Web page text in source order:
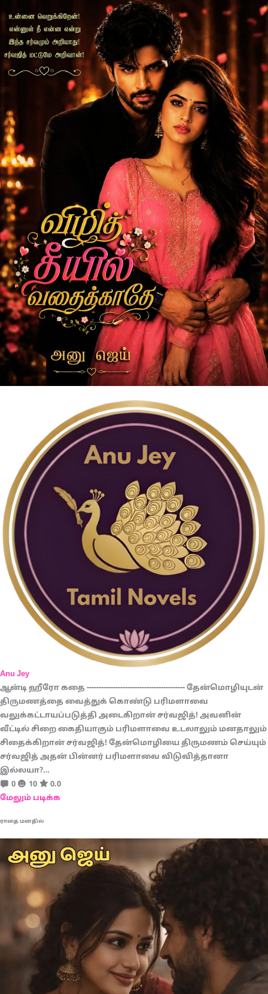
Anu Jey
ஆன்டி ஹீரோ கதை ----------------------------------------- தேன்மொழியுடன்
திருமணத்தை வைத்துக் கொண்டு பரிமளாவை
வலுக்கட்டாயப்படுத்தி அடைகிறான் சர்வஜித்! அவனின்
வீட்டில் சிறை கைதியாகும் பரிமளாவை உடலாலும் மனதாலும்
சிதைக்கிறான் சர்வஜித்! தேன்மொழியை திருமணம் செய்யும்
சர்வஜித் அதன் பின்னர் பரிமளாவை விடுவித்தானா
இல்லயா?…
0
10
0.0
மேலும் படிக்க
ராதை மனதில்